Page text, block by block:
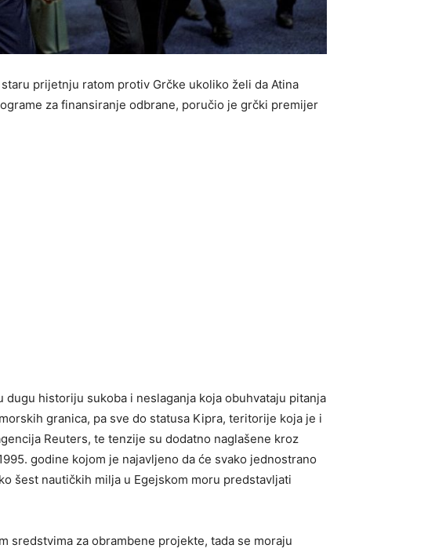
prijetnju ratom protiv Grčke ukoliko želi da Atina
za finansiranje odbrane, poručio je grčki premijer
dugu historiju sukoba i neslaganja koja obuhvataju pitanja
granica, pa sve do statusa Kipra, teritorije koja je i
Reuters, te tenzije su dodatno naglašene kroz
godine kojom je najavljeno da će svako jednostrano
šest nautičkih milja u Egejskom moru predstavljati
sredstvima za obrambene projekte, tada se moraju